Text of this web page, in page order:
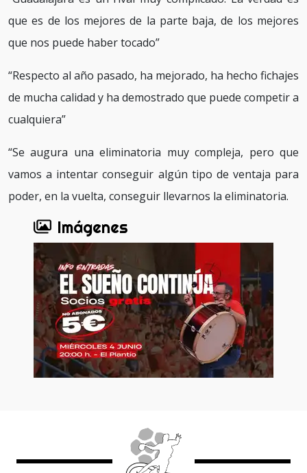
que es de los mejores de la parte baja, de los mejores
que nos puede haber tocado”
“Respecto al año pasado, ha mejorado, ha hecho fichajes
de mucha calidad y ha demostrado que puede competir a
cualquiera”
“Se augura una eliminatoria muy compleja, pero que
vamos a intentar conseguir algún tipo de ventaja para
poder, en la vuelta, conseguir llevarnos la eliminatoria.
Imágenes